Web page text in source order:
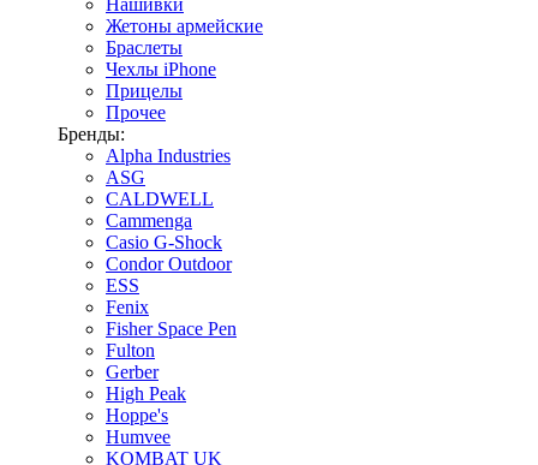
Нашивки
Жетоны армейские
Браслеты
Чехлы iPhone
Прицелы
Прочее
Бренды:
Alpha Industries
ASG
CALDWELL
Cammenga
Casio G-Shock
Condor Outdoor
ESS
Fenix
Fisher Space Pen
Fulton
Gerber
High Peak
Hoppe's
Humvee
KOMBAT UK